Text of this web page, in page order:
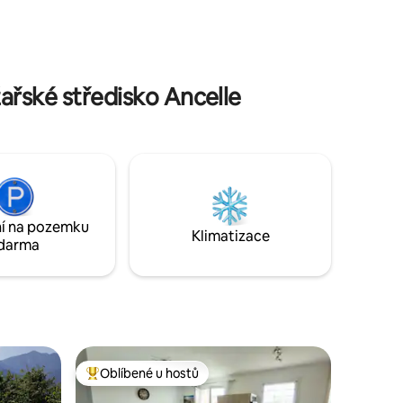
středisko Ancelle
na pozemku
Klimatizace
Nejlepší v kategorii Oblíbené u hostů
Oblíbené u hostů